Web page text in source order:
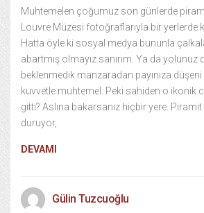
Muhtemelen çoğumuz son günlerde
Louvre Müzesi fotoğraflarıyla bir yerlerde
Hatta öyle ki sosyal medya bununla
abartmış olmayız sanırım. Ya da
beklenmedik manzaradan payınıza düşeni
kuvvetle muhtemel. Peki sahiden o ikonik
gitti? Aslına bakarsanız hiçbir yere.
duruyor,
DEVAMI
Gülin Tuzcuoğlu